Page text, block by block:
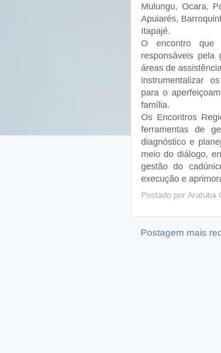
Mulungu, Ocara,
Apuiarés,
Itapajé.
O encontro que
responsáveis
áreas de
instrumentalizar
para o
família.
Os Encontros
ferramentas de
diagnóstico e
meio do diálogo,
gestão do
execução e
Postado por Aratuba
Postagem mais